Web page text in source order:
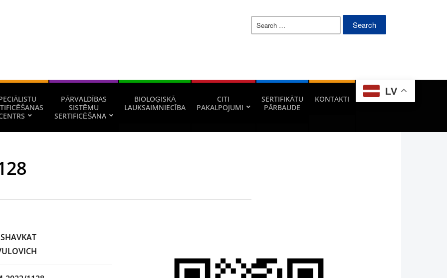
Search
PĀRVALDĪBAS
SISTĒMU
SERTIFICĒŠANA
BIOLOĢISKĀ
LAUKSAIMNIECĪBA
CITI
PAKALPOJUMI
SERTIFIKĀTU
PĀRBAUDE
KONTAKTI
LV